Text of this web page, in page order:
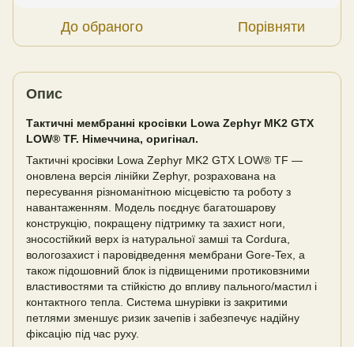
До обраного Порівняти
Опис
Тактичні мембранні кросівки Lowa Zephyr MK2 GTX
LOW® TF. Німеччина, оригінал.
Тактичні кросівки Lowa Zephyr MK2 GTX LOW® TF —
оновлена версія лінійки Zephyr, розрахована на
пересування різноманітною місцевістю та роботу з
навантаженням. Модель поєднує багатошарову
конструкцію, покращену підтримку та захист ноги,
зносостійкий верх із натуральної замші та Cordura,
вологозахист і паровідведення мембрани Gore-Tex, а
також підошовний блок із підвищеними протиковзними
властивостями та стійкістю до впливу пального/мастил і
контактного тепла. Система шнурівки із закритими
петлями зменшує ризик зачепів і забезпечує надійну
фіксацію під час руху.